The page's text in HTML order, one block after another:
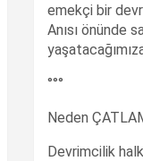
emekçi bir
Anısı önünde
°°°
Neden
Devrimcilik